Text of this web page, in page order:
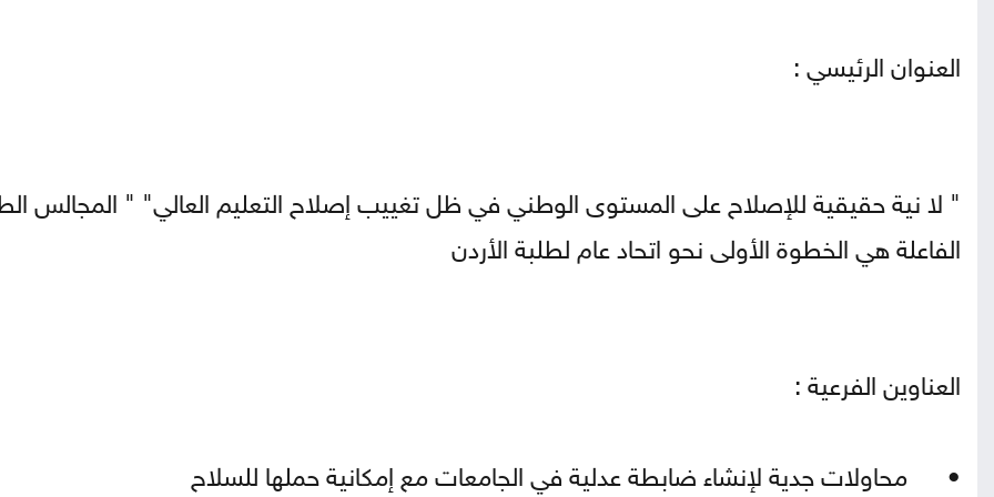
العنوان الرئيسي :
" لا نية حقيقية للإصلاح على المستوى الوطني في ظل تغييب إصلاح التعليم العالي" " المجالس
الفاعلة هي الخطوة الأولى نحو اتحاد عام لطلبة الأردن
العناوين الفرعية :
•
محاولات جدية لإنشاء ضابطة عدلية في الجامعات مع إمكانية حملها للسلاح